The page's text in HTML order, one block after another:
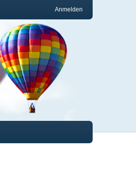
Anmelden